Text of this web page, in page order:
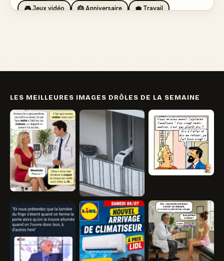
🎮 Jeux vidéo
🎂 Anniversaire
💼 Travail
LES MEILLEURES IMAGES DRÔLES DE LA SEMAINE